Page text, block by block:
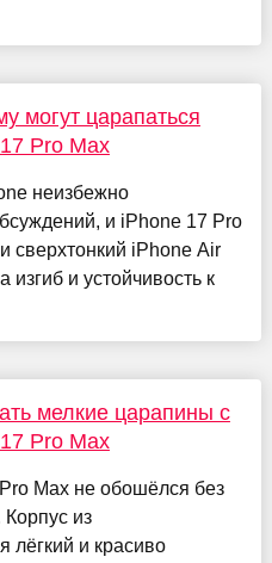
могут царапаться
Pro Max
неизбежно
и iPhone 17 Pro
сверхтонкий iPhone Air
изгиб и устойчивость к
мелкие царапины с
Pro Max
Max не обошёлся без
из
лёгкий и красиво